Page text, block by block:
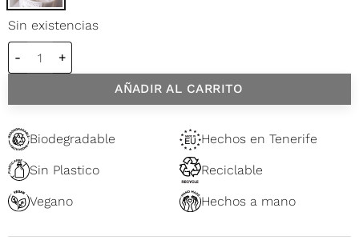
Sin existencias
AÑADIR AL CARRITO
Biodegradable Hechos en Tenerife
Sin Plastico Reciclable
Vegano Hechos a mano